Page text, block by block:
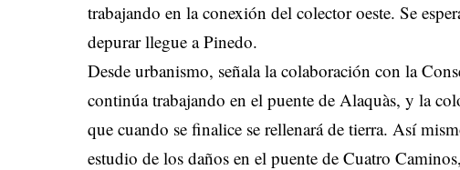
trabajando en la conexión del colector oeste. Se
depurar llegue a Pinedo.
Desde urbanismo, señala la colaboración con la
continúa trabajando en el puente de Alaquàs, y la
que cuando se finalice se rellenará de tierra. Así
estudio de los daños en el puente de Cuatro